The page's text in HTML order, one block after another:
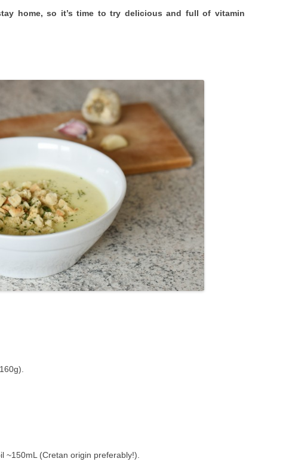
home, so it’s time to try delicious and full of vitamin
~150mL (Cretan origin preferably!).